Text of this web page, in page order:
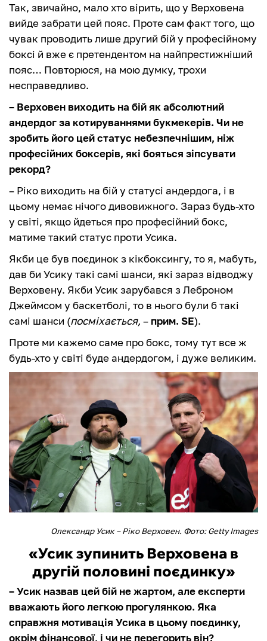
Так, звичайно, мало хто вірить, що у Верховена
вийде забрати цей пояс. Проте сам факт того, що
чувак проводить лише другий бій у професійному
боксі й вже є претендентом на найпрестижніший
пояс… Повторюся, на мою думку, трохи
несправедливо.
– Верховен виходить на бій як абсолютний
андердог за котируваннями букмекерів. Чи не
зробить його цей статус небезпечнішим, ніж
професійних боксерів, які бояться зіпсувати
рекорд?
– Ріко виходить на бій у статусі андердога, і в
цьому немає нічого дивовижного. Зараз будь-хто
у світі, якщо йдеться про професійний бокс,
матиме такий статус проти Усика.
Якби це був поєдинок з кікбоксингу, то я, мабуть,
дав би Усику такі самі шанси, які зараз відводжу
Верховену. Якби Усик зарубався з Леброном
Джеймсом у баскетболі, то в нього були б такі
самі шанси (посміхається, – прим. SE).
Проте ми кажемо саме про бокс, тому тут все ж
будь-хто у світі буде андердогом, і дуже великим.
Олександр Усик – Ріко Верховен. Фото: Getty Images
«Усик зупинить Верховена в
другій половині поєдинку»
– Усик назвав цей бій не жартом, але експерти
вважають його легкою прогулянкою. Яка
справжня мотивація Усика в цьому поєдинку,
окрім фінансової, і чи не перегорить він?